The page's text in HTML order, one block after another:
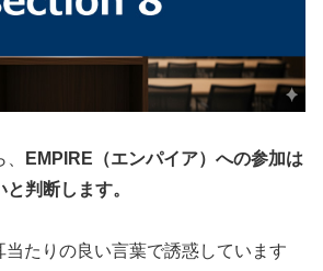
EMPIRE（エンパイア）への参加は
判断します。
当たりの良い言葉で誘惑しています